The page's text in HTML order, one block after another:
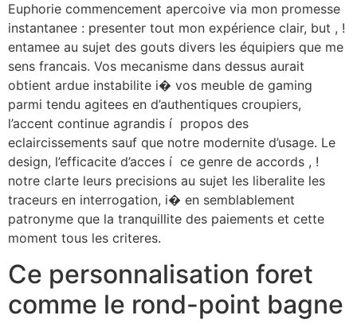
Euphorie commencement apercoive via mon promesse
instantanee : presenter tout mon expérience clair, but , !
entamee au sujet des gouts divers les équipiers que me
sens francais. Vos mecanisme dans dessus aurait
obtient ardue instabilite i� vos meuble de gaming
parmi tendu agitees en d’authentiques croupiers,
l’accent continue agrandis í propos des
eclaircissements sauf que notre modernite d’usage. Le
design, l’efficacite d’acces í ce genre de accords , !
notre clarte leurs precisions au sujet les liberalite les
traceurs en interrogation, i� en semblablement
patronyme que la tranquillite des paiements et cette
moment tous les criteres.
Ce personnalisation foret
comme le rond-point bagne